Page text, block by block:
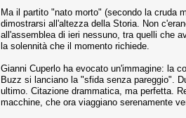
Ma il partito "nato morto" (secondo la cruda
dimostrarsi all'altezza della Storia. Non
all'assemblea di ieri nessuno, tra quelli che
la solennità che il momento richiede.
Gianni Cuperlo ha evocato un'immagine: la
Buzz si lanciano la "sfida senza pareggio".
ultimo. Citazione drammatica, ma perfetta.
macchine, che ora viaggiano serenamente